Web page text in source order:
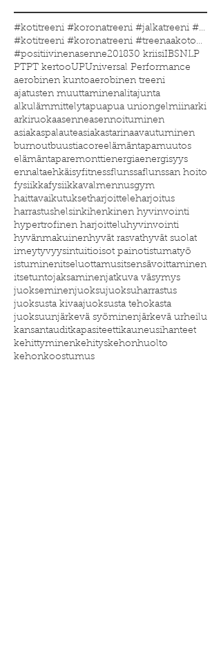
#kotitreeni #koronatreeni #jalkatreeni #treenakoto
#kotitreeni #koronatreeni #treenaakotona #treenaau
#positiivinenasenne201830 kriisiIBSNLP
PTPT kertooUPUniversal Performance
aerobinen kuntoaerobinen treeni
ajatusten muuttaminenalitajunta
alkulämmittelytapuapua uniongelmiinarki
arkiruokaasenneasennoituminen
asiakaspalauteasiakastarinaavautuminen
burnoutbuustiacoreelämäntapamuutos
elämäntaparemonttienergiaenergisyys
ennaltaehkäisyfitnessflunssaflunssan hoito
fysiikkafysiikkavalmennusgym
haittavaikutuksetharjoitteleharjoitus
harrastushelsinkihenkinen hyvinvointi
hypertrofinen harjoitteluhyvinvointi
hyvänmakuinenhyvät rasvathyvät suolat
imeytyvyysintuitioisot painotistumatyö
istuminenitseluottamusitsensävoittaminen
itsetuntojaksaminenjatkuva väsymys
juokseminenjuoksujuoksuharrastus
juoksusta kivaajuoksusta tehokasta
juoksuunjärkevä syöminenjärkevä urheilu
kansantauditkapasiteettikauneusihanteet
kehittyminenkehityskehonhuolto
kehonkoostumus